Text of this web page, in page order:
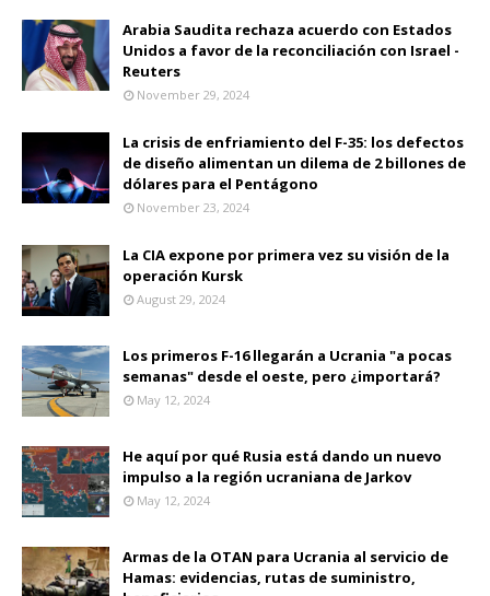
Arabia Saudita rechaza acuerdo con Estados
Unidos a favor de la reconciliación con Israel -
Reuters
November 29, 2024
La crisis de enfriamiento del F-35: los defectos
de diseño alimentan un dilema de 2 billones de
dólares para el Pentágono
November 23, 2024
La CIA expone por primera vez su visión de la
operación Kursk
August 29, 2024
Los primeros F-16 llegarán a Ucrania "a pocas
semanas" desde el oeste, pero ¿importará?
May 12, 2024
He aquí por qué Rusia está dando un nuevo
impulso a la región ucraniana de Jarkov
May 12, 2024
Armas de la OTAN para Ucrania al servicio de
Hamas: evidencias, rutas de suministro,